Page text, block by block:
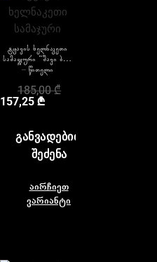
ტყავის ხელნაკეთი
სამაჯური “შავი ბუ”
– წითელი
185,00₾
157,25 ₾
ᲒᲐᲜᲕᲐᲓᲔᲑᲘᲗ
ᲨᲔᲫᲔᲜᲐ
აირჩიეთ
ვარიანტი